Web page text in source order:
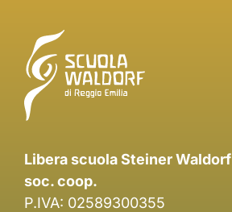
Libera scuola Steiner Waldorf
soc. coop.
P.IVA: 02589300355